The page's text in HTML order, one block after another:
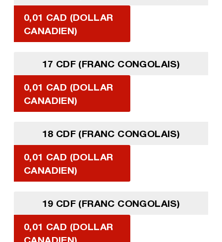
0,01 CAD (DOLLAR
CANADIEN)
17 CDF (FRANC CONGOLAIS)
0,01 CAD (DOLLAR
CANADIEN)
18 CDF (FRANC CONGOLAIS)
0,01 CAD (DOLLAR
CANADIEN)
19 CDF (FRANC CONGOLAIS)
0,01 CAD (DOLLAR
CANADIEN)